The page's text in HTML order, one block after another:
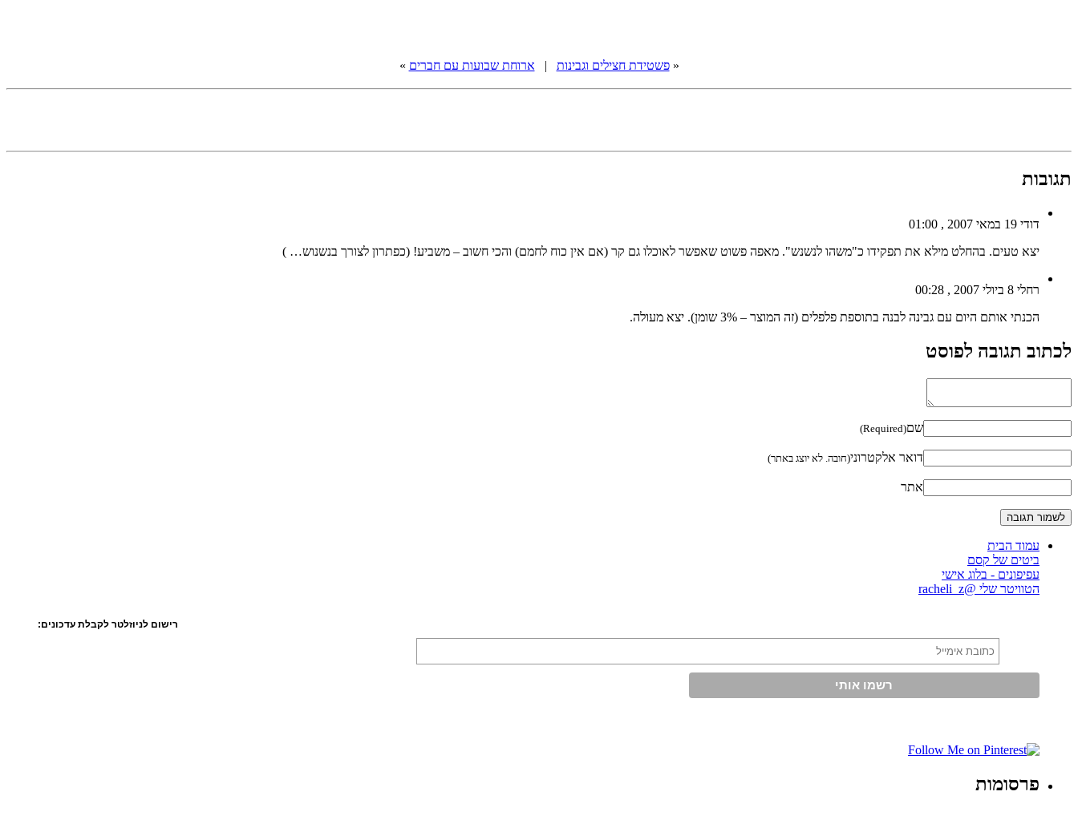
«פשטידת חצילים וגבינות | ארוחת שבועות עם חברים »
תגובות
דודי 19 במאי 2007 , 01:00
יצא טעים. בהחלט מילא את תפקידו כ"משהו לנשנש". מאפה פשוט שאפשר לאוכלו גם קר (אם אין כוח לחמם) והכי חשוב – משביע! (כפתרון לצורך בנשנוש… )
רחלי 8 ביולי 2007 , 00:28
הכנתי אותם היום עם גבינה לבנה בתוספת פלפלים (זה המוצר – 3% שומן). יצא מעולה.
לכתוב תגובה לפוסט
שם(Required)
דואר אלקטרוני(חובה. לא יוצג באתר)
אתר
עמוד הבית
ביטים של קסם
עפיפונים - בלוג אישי
הטוויטר שלי @racheli_z
רישום לניוזלטר לקבלת עדכונים:
פרסומות